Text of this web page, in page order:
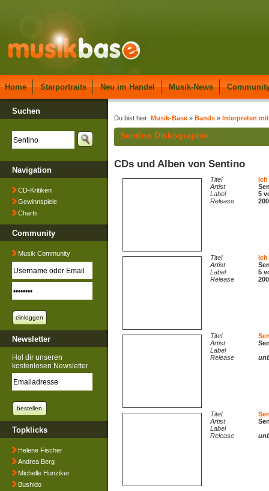
Home Starportraits Neu im Handel Musik-News
Suchen
Navigation
CD-Kritiken
Gewinnspiele
Charts
Community
Musik Community
Newsletter
Hol dir unseren
kostenlosen Newsletter
Topklicks
Helene Fischer
Andrea Berg
Michelle Hunziker
Bushido
Du bist hier: Musik-Base » Bands » Interpreten
Sentino Diskographie
CDs und Alben von Sentino
Titel
Ich
Artist
Label
5
Release
Titel
Ich
Artist
Label
5
Release
Titel
Artist
Label
Release
Titel
Artist
Label
Release